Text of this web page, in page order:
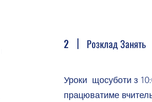
2 Розклад Занять
Уроки щосуботи з
працюватиме